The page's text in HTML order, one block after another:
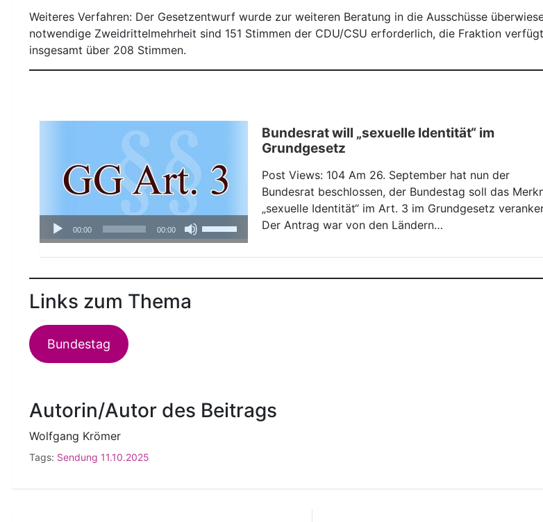
Weiteres Verfahren: Der Gesetzentwurf wurde zur weiteren Beratung in die Ausschüsse
notwendige Zweidrittelmehrheit sind 151 Stimmen der CDU/CSU erforderlich, die Fraktion verfügt
insgesamt über 208 Stimmen.
Audio-
Player
00:00 00:00
Hoch/Runter
benutzen,
Bundesrat will „sexuelle Identität“ im
Grundgesetz
Post Views: 104 Am 26. September hat nun der
Bundesrat beschlossen, der Bundestag soll das
„sexuelle Identität“ im Art. 3 im Grundgesetz
Der Antrag war von den Ländern…
Links zum Thema
Bundestag
Autorin/Autor des Beitrags
Wolfgang Krömer
Tags: Sendung 11.10.2025